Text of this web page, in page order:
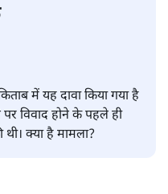
में यह दावा किया गया है
विवाद होने के पहले ही
थी। क्या है मामला?